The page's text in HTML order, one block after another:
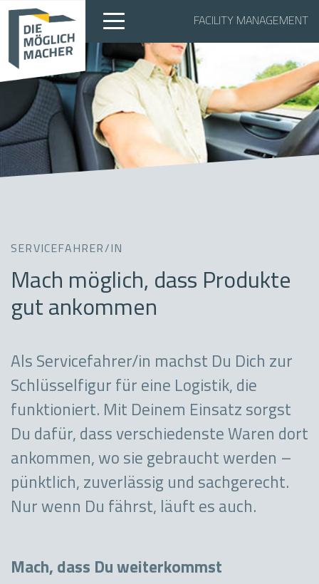
FACILITY MANAGEMENT
SERVICEFAHRER/IN
Mach möglich, dass Produkte
gut ankommen
Als Servicefahrer/in machst Du Dich zur
Schlüsselfigur für eine Logistik, die
funktioniert. Mit Deinem Einsatz sorgst
Du dafür, dass verschiedenste Waren dort
ankommen, wo sie gebraucht werden –
pünktlich, zuverlässig und sachgerecht.
Nur wenn Du fährst, läuft es auch.
Mach, dass Du weiterkommst